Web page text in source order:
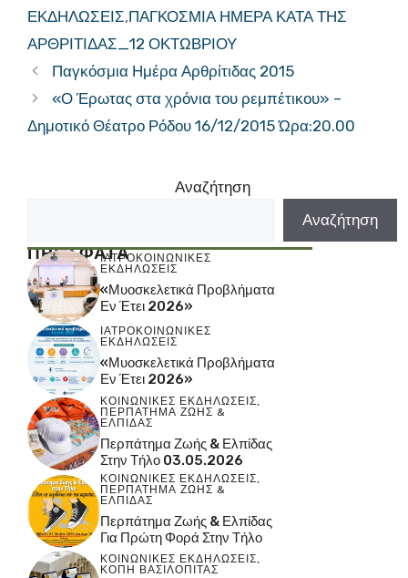
ΕΚΔΗΛΩΣΕΙΣ,ΠΑΓΚΟΣΜΙΑ ΗΜΕΡΑ ΚΑΤΑ ΤΗΣ
ΑΡΘΡΙΤΙΔΑΣ_12 ΟΚΤΩΒΡΙΟΥ
Παγκόσμια Ημέρα Αρθρίτιδας 2015
«Ο Έρωτας στα χρόνια του ρεμπέτικου» –
Δημοτικό Θέατρο Ρόδου 16/12/2015 Ώρα:20.00
Αναζήτηση
Αναζήτηση
ΠΡΟΣΦΑΤΑΙΑΤΡΟΚΟΙΝΩΝΙΚΕΣ
ΕΚΔΗΛΩΣΕΙΣ
«Μυοσκελετικά Προβλήματα
Εν Έτει 2026»
ΙΑΤΡΟΚΟΙΝΩΝΙΚΕΣ
ΕΚΔΗΛΩΣΕΙΣ
«Μυοσκελετικά Προβλήματα
Εν Έτει 2026»
ΚΟΙΝΩΝΙΚΕΣ ΕΚΔΗΛΩΣΕΙΣ,
ΠΕΡΠΑΤΗΜΑ ΖΩΗΣ &
ΕΛΠΙΔΑΣ
Περπάτημα Ζωής & Ελπίδας
Στην Τήλο 03.05.2026
ΚΟΙΝΩΝΙΚΕΣ ΕΚΔΗΛΩΣΕΙΣ,
ΠΕΡΠΑΤΗΜΑ ΖΩΗΣ &
ΕΛΠΙΔΑΣ
Περπάτημα Ζωής & Ελπίδας
Για Πρώτη Φορά Στην Τήλο
ΚΟΙΝΩΝΙΚΕΣ ΕΚΔΗΛΩΣΕΙΣ,
ΚΟΠΗ ΒΑΣΙΛΟΠΙΤΑΣ